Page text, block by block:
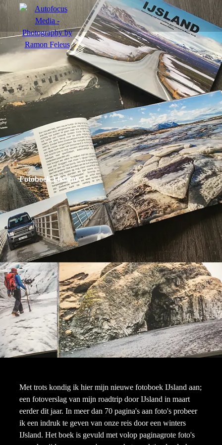
menu
Portretten
Sfeer
nl
Fotoboek IJsland
Met trots kondig ik hier mijn nieuwe fotoboek IJsland aan;
een fotoverslag van mijn roadtrip door IJsland in maart
eerder dit jaar. In meer dan 70 pagina's aan foto's probeer
ik een indruk te geven van onze reis door een winters
IJsland. Het boek is gevuld met volop paginagrote foto's